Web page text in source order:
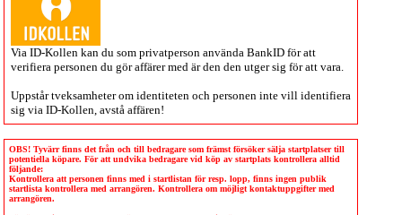
Via ID-Kollen kan du som privatperson använda BankID för att
verifiera personen du gör affärer med är den den utger sig för att vara.
Uppstår tveksamheter om identiteten och personen inte vill identifiera
sig via ID-Kollen , avstå affären!
OBS! Tyvärr finns det från och till bedragare som främst försöker sälja startplatser till
potentiella köpare. För att undvika bedragare vid köp av startplats kontrollera alltid
följande:
Kontrollera att personen finns med i startlistan för resp. lopp, finns ingen publik
startlista kontrollera med arrangören. Kontrollera om möjligt kontaktuppgifter med
arrangören.